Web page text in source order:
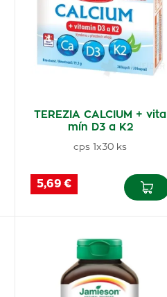
TEREZIA CALCIUM + vita
mín D3 a K2
cps 1x30 ks
5,69 €